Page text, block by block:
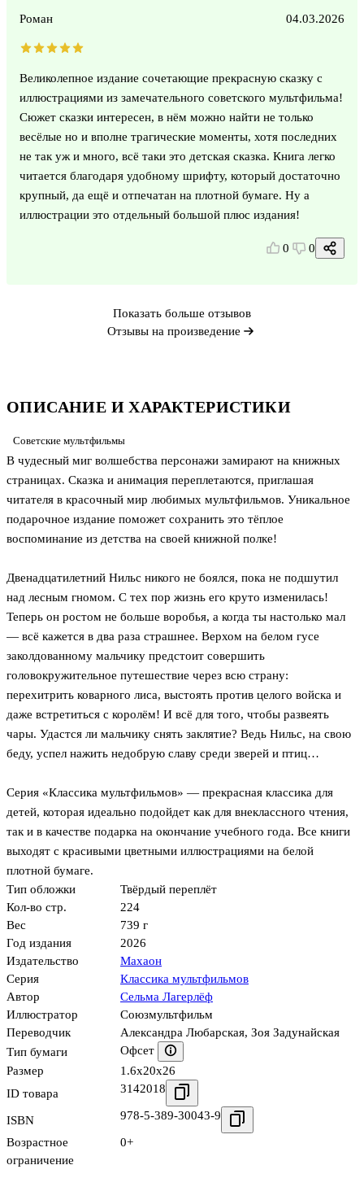
ОПИСАНИЕ И ХАРАКТЕРИСТИКИ
Советские мультфильмы
В чудесный миг волшебства персонажи замирают на книжных
страницах. Сказка и анимация переплетаются, приглашая
читателя в красочный мир любимых мультфильмов. Уникальное
подарочное издание поможет сохранить это тёплое
воспоминание из детства на своей книжной полке!
Двенадцатилетний Нильс никого не боялся, пока не подшутил
над лесным гномом. С тех пор жизнь его круто изменилась!
Теперь он ростом не больше воробья, а когда ты настолько мал
— всё кажется в два раза страшнее. Верхом на белом гусе
заколдованному мальчику предстоит совершить
головокружительное путешествие через всю страну:
перехитрить коварного лиса, выстоять против целого войска и
даже встретиться с королём! И всё для того, чтобы развеять
чары. Удастся ли мальчику снять заклятие? Ведь Нильс, на свою
беду, успел нажить недобрую славу среди зверей и птиц…
Серия «Классика мультфильмов» — прекрасная классика для
детей, которая идеально подойдет как для внеклассного чтения,
так и в качестве подарка на окончание учебного года. Все книги
выходят с красивыми цветными иллюстрациями на белой
плотной бумаге.
Тип обложки
Твёрдый переплёт
Кол-во стр.
224
Вес
739 г
Год издания
2026
Издательство
Махаон
Серия
Классика мультфильмов
Автор
Сельма Лагерлёф
Иллюстратор
Союзмультфильм
Переводчик
Александра Любарская, Зоя Задунайская
Тип бумаги
Офсет
Размер
1.6x20x26
ID товара
3142018
ISBN 978-5-389-30043-9
Возрастное
ограничение
0+
Роман 04.03.2026
Великолепное издание сочетающие прекрасную сказку с
иллюстрациями из замечательного советского мультфильма!
Сюжет сказки интересен, в нём можно найти не только
весёлые но и вполне трагические моменты, хотя последних
не так уж и много, всё таки это детская сказка. Книга легко
читается благодаря удобному шрифту, который достаточно
крупный, да ещё и отпечатан на плотной бумаге. Ну а
иллюстрации это отдельный большой плюс издания!
0 0
Показать больше отзывов
Отзывы на произведение